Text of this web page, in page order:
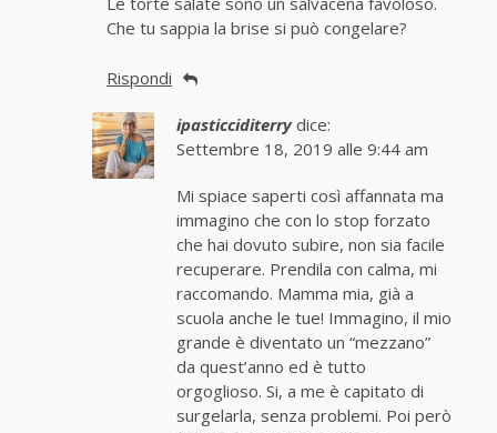
Che tu sappia la brise si può congelare?
Rispondi
ipasticciditerry dice:
Settembre 18, 2019 alle 9:44 am
Mi spiace saperti così affannata ma
immagino che con lo stop forzato
che hai dovuto subire, non sia facile
recuperare. Prendila con calma, mi
raccomando. Mamma mia, già a
scuola anche le tue! Immagino, il mio
grande è diventato un “mezzano”
da quest’anno ed è tutto
orgoglioso. Si, a me è capitato di
surgelarla, senza problemi. Poi però